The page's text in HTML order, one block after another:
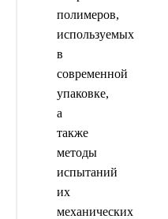
полимеров,
используемых
в
современной
упаковке,
а
также
методы
испытаний
их
механических